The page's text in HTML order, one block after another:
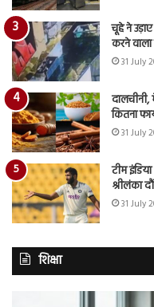
चूहे ने
करने वाला
31 July
कितना
31 July
टीम
श्रीलंका
31 July
शिक्षा